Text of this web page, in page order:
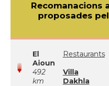
Recomanacions
proposades
El
Aioun
492
km
Restaurants
Villa
Dakhla